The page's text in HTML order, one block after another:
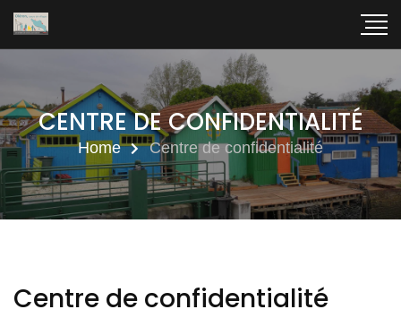
CENTRE DE CONFIDENTIALITÉ
Home Centre de confidentialité
Centre de confidentialité